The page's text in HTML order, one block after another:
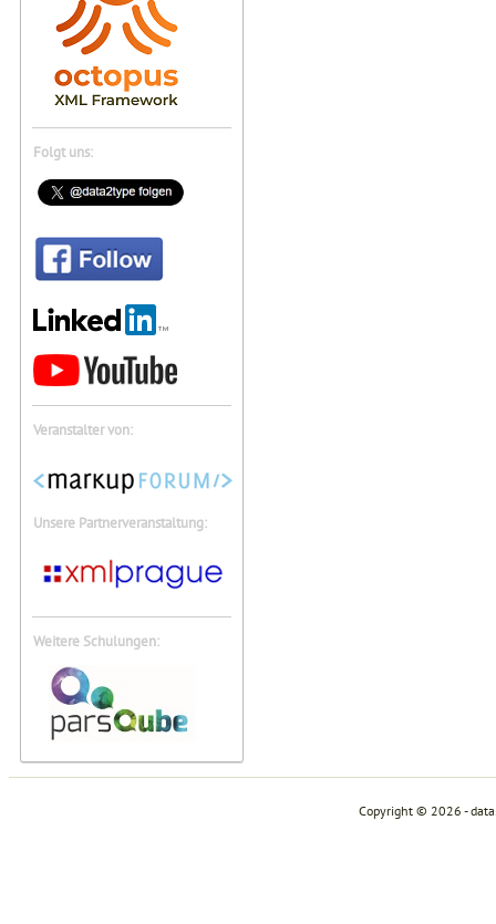
Folgt uns:
Veranstalter von:
Unsere Partnerveranstaltung:
Weitere Schulungen:
Copyright © 2026 -